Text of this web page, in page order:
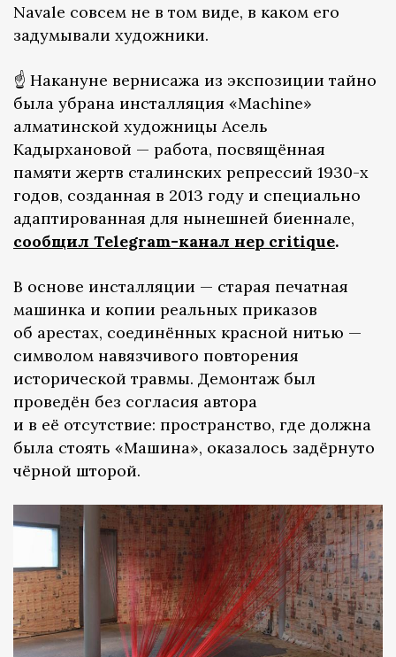
Navale совсем не в том виде, в каком его
задумывали художники.
☝️ Накануне вернисажа из экспозиции тайно
была убрана инсталляция «Machine»
алматинской художницы Асель
Кадырхановой — работа, посвящённая
памяти жертв сталинских репрессий 1930-х
годов, созданная в 2013 году и специально
адаптированная для нынешней биеннале,
сообщил Telegram-канал өнер critique.
В основе инсталляции — старая печатная
машинка и копии реальных приказов
об арестах, соединённых красной нитью —
символом навязчивого повторения
исторической травмы. Демонтаж был
проведён без согласия автора
и в её отсутствие: пространство, где должна
была стоять «Машина», оказалось задёрнуто
чёрной шторой.